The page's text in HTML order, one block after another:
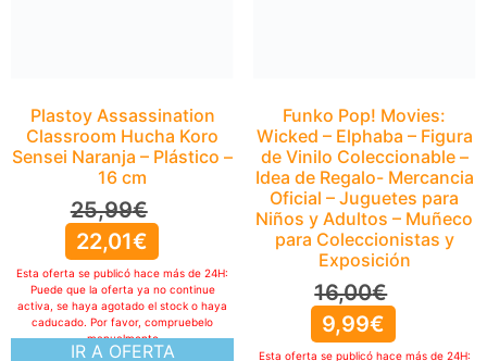
IR A OFERTA
manualmente
Funko Pop! Movies:
Wicked – Elphaba – Figura
de Vinilo Coleccionable –
Idea de Regalo- Mercancia
Oficial – Juguetes para
Niños y Adultos – Muñeco
para Coleccionistas y
Exposición
16,00€
9,99€
Esta oferta se publicó hace más de 24H: